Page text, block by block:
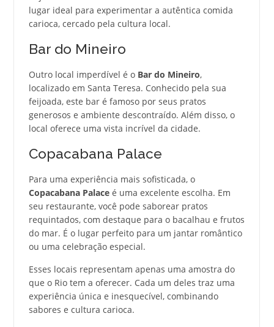
lugar ideal para experimentar a autêntica comida
carioca, cercado pela cultura local.
Bar do Mineiro
Outro local imperdível é o Bar do Mineiro,
localizado em Santa Teresa. Conhecido pela sua
feijoada, este bar é famoso por seus pratos
generosos e ambiente descontraído. Além disso, o
local oferece uma vista incrível da cidade.
Copacabana Palace
Para uma experiência mais sofisticada, o
Copacabana Palaceé uma excelente escolha. Em
seu restaurante, você pode saborear pratos
requintados, com destaque para o bacalhau e frutos
do mar. É o lugar perfeito para um jantar romântico
ou uma celebração especial.
Esses locais representam apenas uma amostra do
que o Rio tem a oferecer. Cada um deles traz uma
experiência única e inesquecível, combinando
sabores e cultura carioca.